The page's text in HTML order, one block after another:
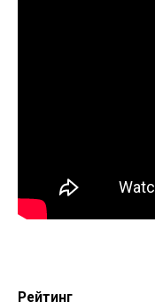
Рейтинг